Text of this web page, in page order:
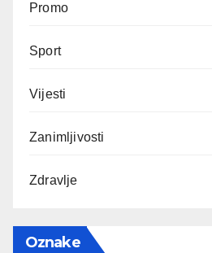
Promo
Sport
Vijesti
Zanimljivosti
Zdravlje
Oznake